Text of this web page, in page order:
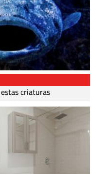
criaturas